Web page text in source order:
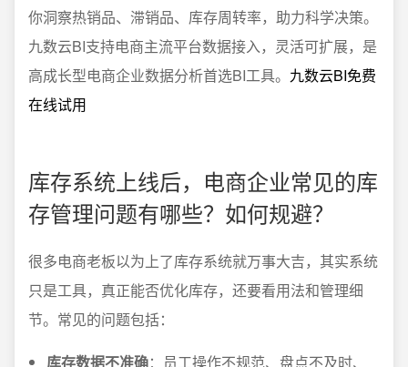
你洞察热销品、滞销品、库存周转率，助力科学决策。
九数云BI支持电商主流平台数据接入，灵活可扩展，是
高成长型电商企业数据分析首选BI工具。 九数云BI免费
在线试用
库存系统上线后，电商企业常见的库
存管理问题有哪些？如何规避？
很多电商老板以为上了库存系统就万事大吉，其实系统
只是工具，真正能否优化库存，还要看用法和管理细
节。常见的问题包括：
库存数据不准确：员工操作不规范、盘点不及时、